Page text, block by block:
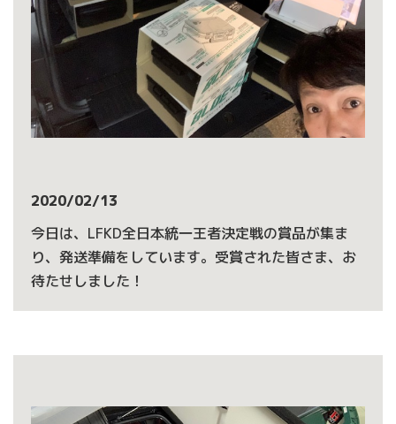
2020/02/13
今日は、LFKD全日本統一王者決定戦の賞品が集ま
り、発送準備をしています。受賞された皆さま、お
待たせしました！